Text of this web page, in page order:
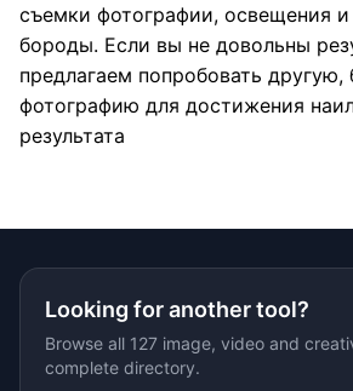
съемки фотографии, освещения и
бороды. Если вы не довольны
предлагаем попробовать другую,
фотографию для достижения
результата
Looking for another tool?
Browse all 127 image, video and
complete directory.